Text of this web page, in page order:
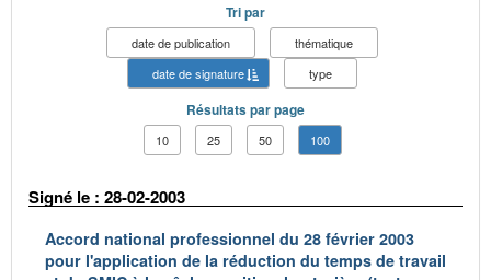
Tri par
date de publication
thématique
date de signature
type
Résultats par page
10 25 50 100
Signé le : 28-02-2003
Accord national professionnel du 28 février 2003
pour l'application de la réduction du temps de travail